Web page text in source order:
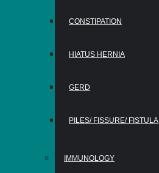
CONSTIPATION
HIATUS HERNIA
GERD
PILES/ FISSURE/ FISTULA
IMMUNOLOGY